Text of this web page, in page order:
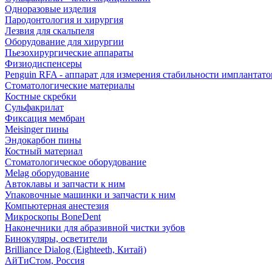
Одноразовые изделия
Пародонтология и хирургия
Лезвия для скальпеля
Оборудование для хирургии
Пьезохирургические аппараты
Физиодиспенсеры
Penguin RFA - аппарат для измерения стабильности
Стоматологические материалы
Костные скребки
Сульфакрилат
Фиксация мембран
Meisinger пины
Эндокарбон пины
Костный материал
Стоматологическое оборудование
Melag оборудование
Автоклавы и запчасти к ним
Упаковочные машинки и запчасти к ним
Компьютерная анестезия
Микроскопы BoneDent
Наконечники для абразивной чистки зубов
Бинокуляры, осветители
Brilliance Dialog (Eighteeth, Китай)
АйТиСтом, Россия